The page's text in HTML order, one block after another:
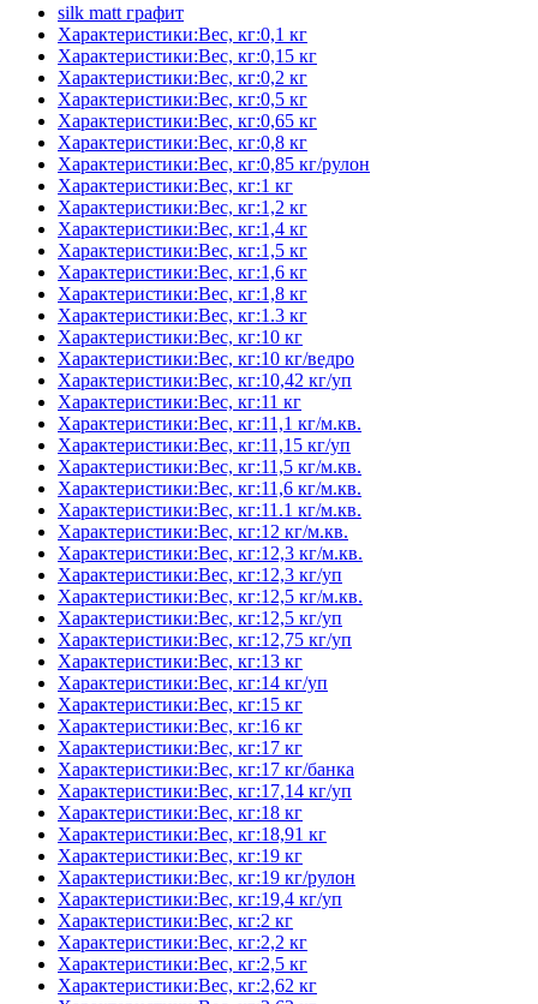
silk matt графит
Характеристики:Вес, кг:0,1 кг
Характеристики:Вес, кг:0,15 кг
Характеристики:Вес, кг:0,2 кг
Характеристики:Вес, кг:0,5 кг
Характеристики:Вес, кг:0,65 кг
Характеристики:Вес, кг:0,8 кг
Характеристики:Вес, кг:0,85 кг/рулон
Характеристики:Вес, кг:1 кг
Характеристики:Вес, кг:1,2 кг
Характеристики:Вес, кг:1,4 кг
Характеристики:Вес, кг:1,5 кг
Характеристики:Вес, кг:1,6 кг
Характеристики:Вес, кг:1,8 кг
Характеристики:Вес, кг:1.3 кг
Характеристики:Вес, кг:10 кг
Характеристики:Вес, кг:10 кг/ведро
Характеристики:Вес, кг:10,42 кг/уп
Характеристики:Вес, кг:11 кг
Характеристики:Вес, кг:11,1 кг/м.кв.
Характеристики:Вес, кг:11,15 кг/уп
Характеристики:Вес, кг:11,5 кг/м.кв.
Характеристики:Вес, кг:11,6 кг/м.кв.
Характеристики:Вес, кг:11.1 кг/м.кв.
Характеристики:Вес, кг:12 кг/м.кв.
Характеристики:Вес, кг:12,3 кг/м.кв.
Характеристики:Вес, кг:12,3 кг/уп
Характеристики:Вес, кг:12,5 кг/м.кв.
Характеристики:Вес, кг:12,5 кг/уп
Характеристики:Вес, кг:12,75 кг/уп
Характеристики:Вес, кг:13 кг
Характеристики:Вес, кг:14 кг/уп
Характеристики:Вес, кг:15 кг
Характеристики:Вес, кг:16 кг
Характеристики:Вес, кг:17 кг
Характеристики:Вес, кг:17 кг/банка
Характеристики:Вес, кг:17,14 кг/уп
Характеристики:Вес, кг:18 кг
Характеристики:Вес, кг:18,91 кг
Характеристики:Вес, кг:19 кг
Характеристики:Вес, кг:19 кг/рулон
Характеристики:Вес, кг:19,4 кг/уп
Характеристики:Вес, кг:2 кг
Характеристики:Вес, кг:2,2 кг
Характеристики:Вес, кг:2,5 кг
Характеристики:Вес, кг:2,62 кг